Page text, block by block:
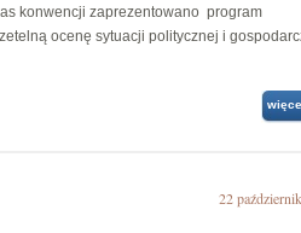
konwencji zaprezentowano program
ocenę sytuacji politycznej i
22